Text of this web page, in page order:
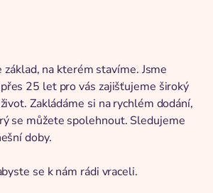
na kterém stavíme. Jsme
25 let pro vás zajišťujeme široký
Zakládáme si na rychlém dodání,
se můžete spolehnout. Sledujeme
doby.
se k nám rádi vraceli.